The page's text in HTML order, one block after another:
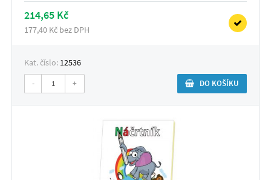
214,65 Kč
177,40 Kč bez DPH
Kat. číslo: 12536
- + DO KOŠÍKU